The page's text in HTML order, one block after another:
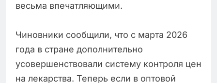
весьма впечатляющими.
Чиновники сообщили, что с марта 2026
года в стране дополнительно
усовершенствовали систему контроля цен
на лекарства. Теперь если в оптовой